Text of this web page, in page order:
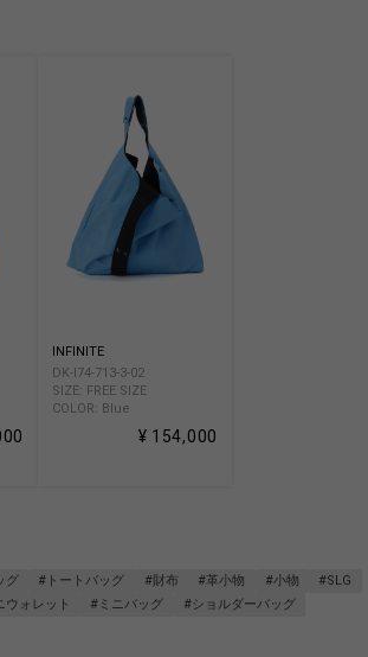
INFINITE
DK-I74-713-3-02
SIZE: FREE SIZE
COLOR: Blue
¥ 154,000
グ #トートバッグ #財布 #革小物 #小物
#SLG
ウォレット #ミニバッグ #ショルダーバッグ